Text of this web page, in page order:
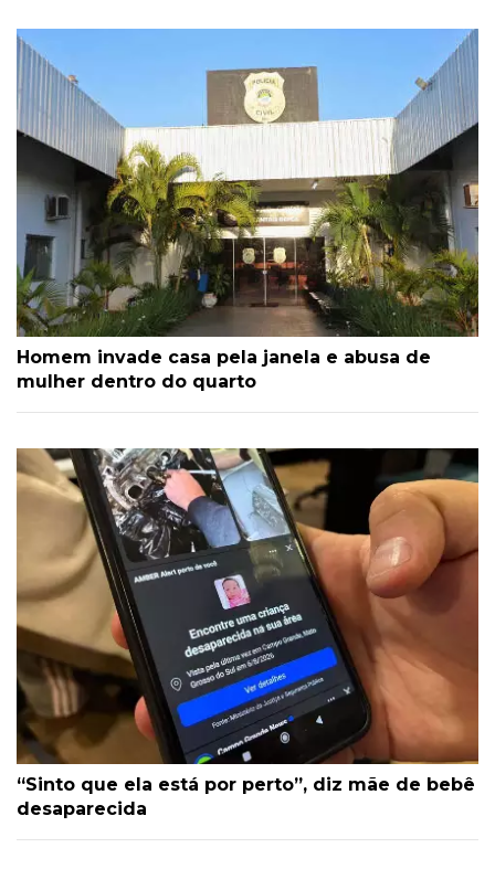
Homem invade casa pela janela e abusa de
mulher dentro do quarto
“Sinto que ela está por perto”, diz mãe de bebê
desaparecida